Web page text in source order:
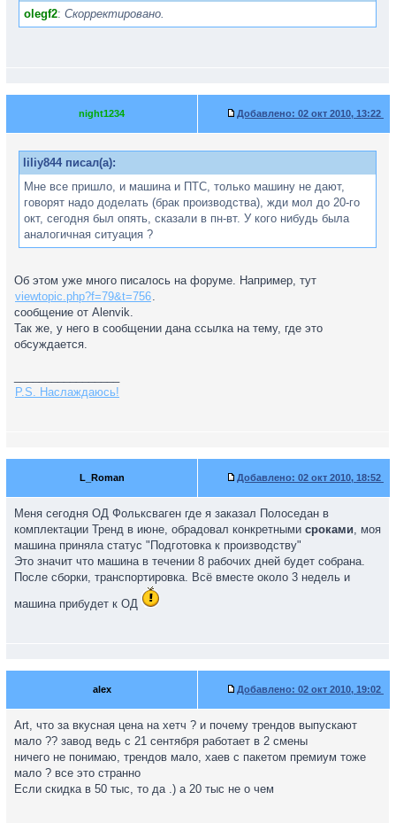
olegf2: Скорректировано.
night1234 Добавлено: 02 окт 2010, 13:22
liliy844 писал(а):
Мне все пришло, и машина и ПТС, только машину не дают,
говорят надо доделать (брак производства), жди мол до 20-го
окт, сегодня был опять, сказали в пн-вт. У кого нибудь была
аналогичная ситуация ?
Об этом уже много писалось на форуме. Например, тут
viewtopic.php?f=79&t=756.
сообщение от Alenvik.
Так же, у него в сообщении дана ссылка на тему, где это
обсуждается.
P.S. Наслаждаюсь!
L_Roman Добавлено: 02 окт 2010, 18:52
Меня сегодня ОД Фольксваген где я заказал Полоседан в
комплектации Тренд в июне, обрадовал конкретными сроками, моя
машина приняла статус "Подготовка к производству"
Это значит что машина в течении 8 рабочих дней будет собрана.
После сборки, транспортировка. Всё вместе около 3 недель и
машина прибудет к ОД
alex Добавлено: 02 окт 2010, 19:02
Art, что за вкусная цена на хетч ? и почему трендов выпускают
мало ?? завод ведь с 21 сентября работает в 2 смены
ничего не понимаю, трендов мало, хаев с пакетом премиум тоже
мало ? все это странно
Если скидка в 50 тыс, то да .) а 20 тыс не о чем